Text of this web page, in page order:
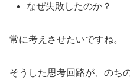
なぜ失敗したのか？
常に考えさせたいですね。
そうした思考回路が、のち